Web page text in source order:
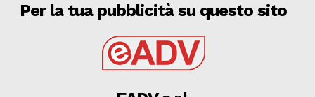
Per la tua pubblicità su questo sito